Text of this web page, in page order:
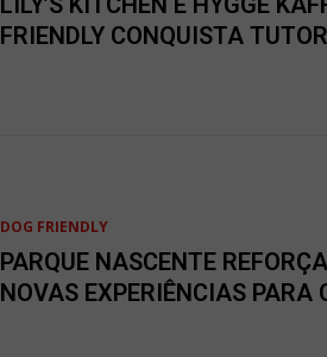
FRIENDLY CONQUISTA
DOG FRIENDLY
PARQUE NASCENTE
NOVAS EXPERIÊNCIAS PARA